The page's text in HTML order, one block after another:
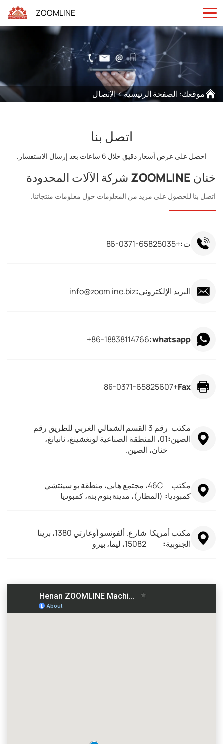
ZOOMLINE
موقعك: الصفحة الرئيسية>الإتصال
اتصل بنا
احصل على عرض أسعار دقيق خلال 6 ساعات بعد إرسال الاستفسار.
خنان ZOOMLINE شركة الآلات المحدودة
اتصل بنا للحصول على مزيد من المعلومات حول معلومات منتجاتنا.
ت:+86-0371-65825035
البريد الإلكتروني:info@zoomline.biz
whatsapp:
86-18838114766+
Fax
+86-0371-65825607
مكتب
الصين:
رقم 3 القسم الشمالي الغربي للطريق رقم
01، المنطقة الصناعية لونغشينغ، نانيانغ،
خنان، الصين.
مكتب
كمبوديا:
46C، مجتمع هابي، منطقة بو سينتشي
(المطار)، مدينة بنوم بنه، كمبوديا
مكتب أمريكا
الجنوبية:
شارع. ألفونسو أوغارتي 1380، برينا
15082، ليما، بيرو